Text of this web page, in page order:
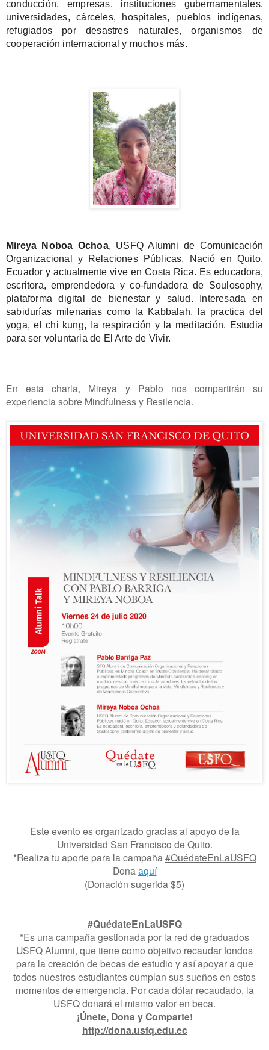
conducción, empresas, instituciones gubernamentales,
universidades, cárceles, hospitales, pueblos indígenas,
refugiados por desastres naturales, organismos de
cooperación internacional y muchos más.
Mireya Noboa Ochoa, USFQ Alumni de Comunicación
Organizacional y Relaciones Públicas. Nació en Quito,
Ecuador y actualmente vive en Costa Rica. Es educadora,
escritora, emprendedora y co-fundadora de Soulosophy,
plataforma digital de bienestar y salud. Interesada en
sabidurías milenarias como la Kabbalah, la practica del
yoga, el chi kung, la respiración y la meditación. Estudia
para ser voluntaria de El Arte de Vivir.
En esta charla, Mireya y Pablo nos compartirán su
experiencia sobre Mindfulness y Resilencia.
Este evento es organizado gracias al apoyo de la
Universidad San Francisco de Quito.
*Realiza tu aporte para la campaña #QuédateEnLaUSFQ
Dona aquí
(Donación sugerida $5)
#QuédateEnLaUSFQ
*Es una campaña gestionada por la red de graduados
USFQ Alumni, que tiene como objetivo recaudar fondos
para la creación de becas de estudio y así apoyar a que
todos nuestros estudiantes cumplan sus sueños en estos
momentos de emergencia. Por cada dólar recaudado, la
USFQ donará el mismo valor en beca.
¡Únete, Dona y Comparte!
http://dona.usfq.edu.ec